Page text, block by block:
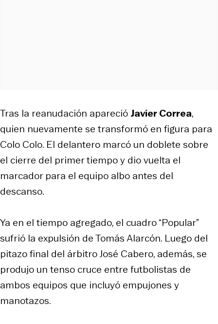
Tras la reanudación apareció Javier Correa,
quien nuevamente se transformó en figura para
Colo Colo. El delantero marcó un doblete sobre
el cierre del primer tiempo y dio vuelta el
marcador para el equipo albo antes del
descanso.
Ya en el tiempo agregado, el cuadro “Popular”
sufrió la expulsión de Tomás Alarcón. Luego del
pitazo final del árbitro José Cabero, además, se
produjo un tenso cruce entre futbolistas de
ambos equipos que incluyó empujones y
manotazos.